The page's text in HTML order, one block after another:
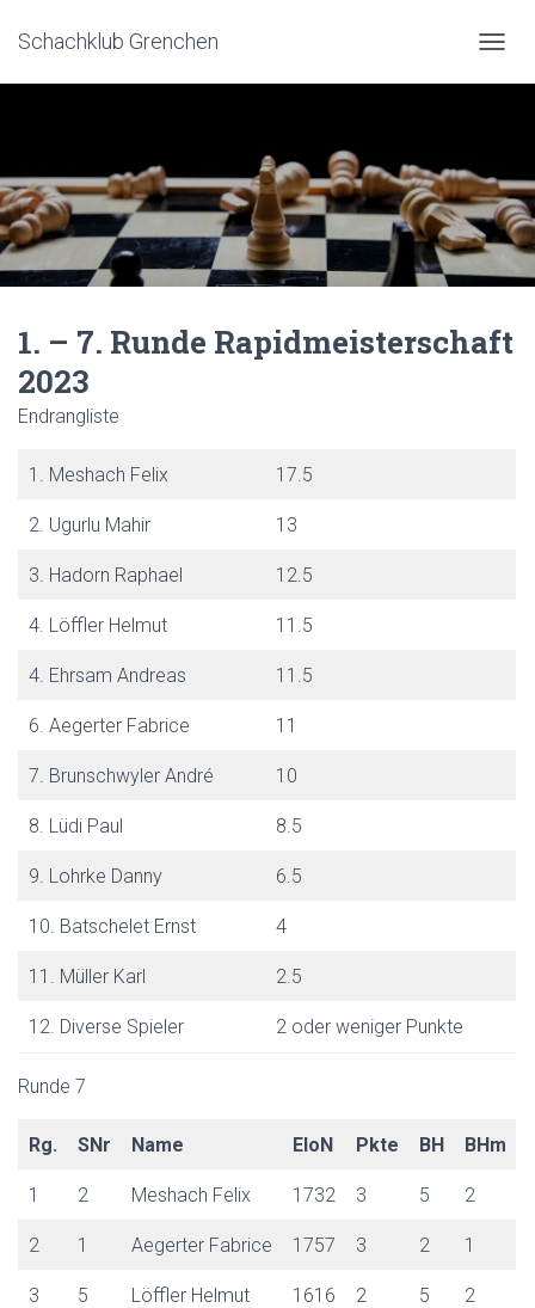
Schachklub Grenchen
A
A
T
I
O
M
1. – 7. Runde Rapidmeisterschaft
2023
Endrangliste
1. Meshach Felix 17.5
2. Ugurlu Mahir 13
3. Hadorn Raphael 12.5
4. Löffler Helmut 11.5
4. Ehrsam Andreas 11.5
6. Aegerter Fabrice 11
7. Brunschwyler André 10
8. Lüdi Paul 8.5
9. Lohrke Danny 6.5
10. Batschelet Ernst 4
11. Müller Karl 2.5
12. Diverse Spieler 2 oder weniger Punkte
Runde 7
Rg. SNr Name EloN Pkte BH BHm
1 2 Meshach Felix 1732 3 5 2
2 1 Aegerter Fabrice 1757 3 2 1
3 5 Löffler Helmut 1616 2 5 2